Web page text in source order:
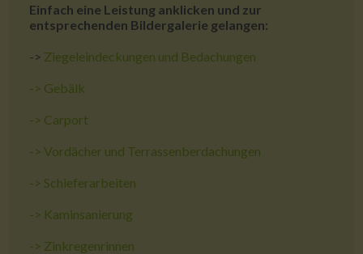
Einfach eine Leistung anklicken und zur
entsprechenden Bildergalerie gelangen:
-> Ziegeleindeckungen und Bedachungen
-> Gebälk
-> Carport
->Vordächer und Terrassenberdachungen
-> Schieferarbeiten
-> Kaminsanierung
-> Zinkregenrinnen